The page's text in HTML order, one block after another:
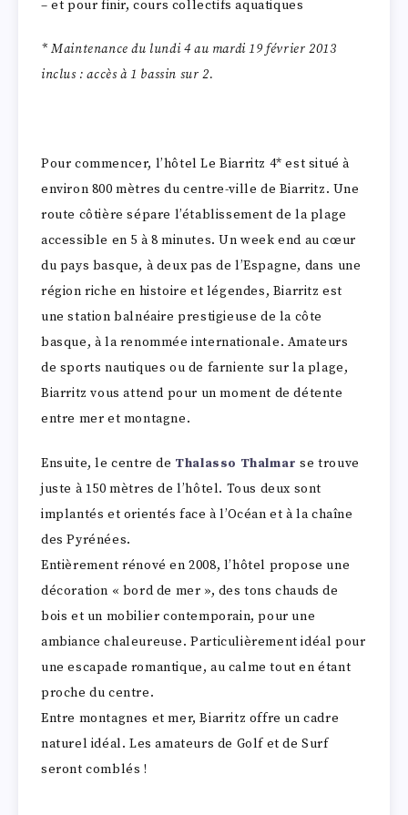
– et pour finir, cours collectifs aquatiques
* Maintenance du lundi 4 au mardi 19 février 2013
inclus : accès à 1 bassin sur 2.
Pour commencer, l’hôtel Le Biarritz 4* est situé à
environ 800 mètres du centre-ville de Biarritz. Une
route côtière sépare l’établissement de la plage
accessible en 5 à 8 minutes. Un week end au cœur
du pays basque, à deux pas de l’Espagne, dans une
région riche en histoire et légendes, Biarritz est
une station balnéaire prestigieuse de la côte
basque, à la renommée internationale. Amateurs
de sports nautiques ou de farniente sur la plage,
Biarritz vous attend pour un moment de détente
entre mer et montagne.
Ensuite, le centre de Thalasso Thalmar se trouve
juste à 150 mètres de l’hôtel. Tous deux sont
implantés et orientés face à l’Océan et à la chaîne
des Pyrénées.
Entièrement rénové en 2008, l’hôtel propose une
décoration « bord de mer », des tons chauds de
bois et un mobilier contemporain, pour une
ambiance chaleureuse. Particulièrement idéal pour
une escapade romantique, au calme tout en étant
proche du centre.
Entre montagnes et mer, Biarritz offre un cadre
naturel idéal. Les amateurs de Golf et de Surf
seront comblés !